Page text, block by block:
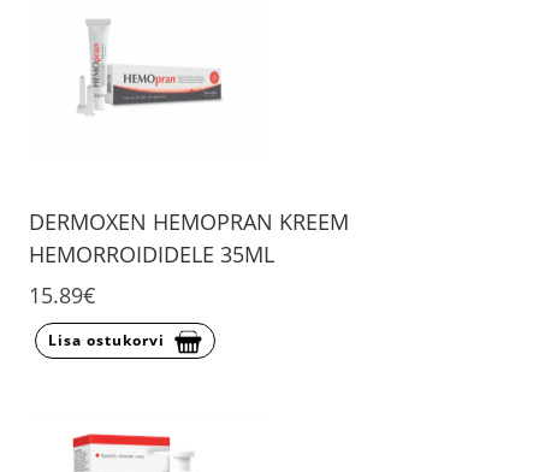
DERMOXEN HEMOPRAN KREEM
HEMORROIDIDELE 35ML
15.89€
Lisa ostukorvi